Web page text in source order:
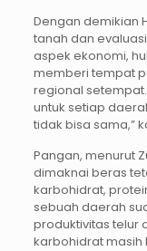
Dengan demikian
tanah dan
aspek ekonomi,
memberi tempat
regional
untuk setiap
tidak bisa sama,”
Pangan, menurut
dimaknai beras
karbohidrat,
sebuah daerah
produktivitas telur
karbohidrat masih